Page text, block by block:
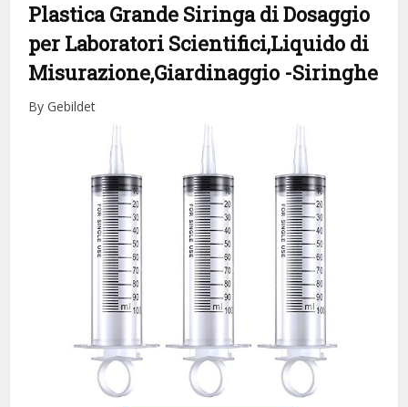
Plastica Grande Siringa di Dosaggio
per Laboratori Scientifici,Liquido di
Misurazione,Giardinaggio -Siringhe
By Gebildet